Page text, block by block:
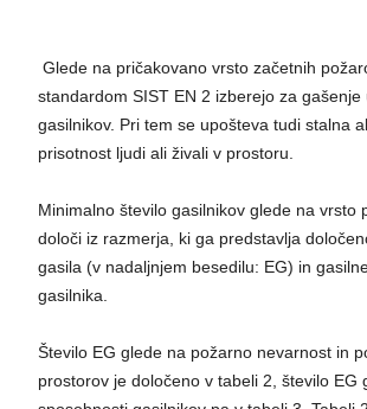
Glede na pričakovano vrsto začetnih
standardom SIST EN 2 izberejo za
gasilnikov. Pri tem se upošteva tudi stalna
prisotnost ljudi ali živali v prostoru.
Minimalno število gasilnikov glede na vrsto
določi iz razmerja, ki ga predstavlja
gasila (v nadaljnjem besedilu: EG) in
gasilnika.
Število EG glede na požarno nevarnost in
prostorov je določeno v tabeli 2, število EG